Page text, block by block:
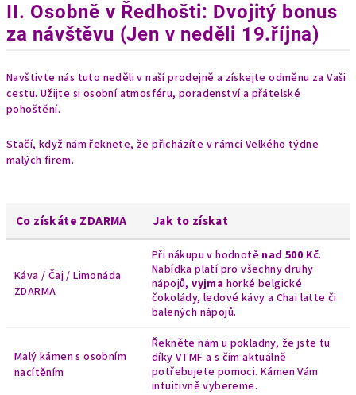
II. Osobně v Ředhošti: Dvojitý bonus
za návštěvu (Jen v neděli 19.října)
Navštivte nás tuto neděli v naší prodejně a získejte odměnu za Vaši
cestu. Užijte si osobní atmosféru, poradenství a přátelské
pohoštění.
Stačí, když nám řeknete, že přicházíte v rámci Velkého týdne
malých firem.
Co získáte ZDARMA Jak to získat
Káva / Čaj / Limonáda
ZDARMA
Při nákupu v hodnotě nad 500 Kč.
Nabídka platí pro všechny druhy
nápojů,vyjma horké belgické
čokolády, ledové kávy a Chai latte či
balených nápojů.
Malý kámen s osobním
nacítěním
Řekněte nám u pokladny, že jste tu
díky VTMF a s čím aktuálně
potřebujete pomoci. Kámen Vám
intuitivně vybereme.